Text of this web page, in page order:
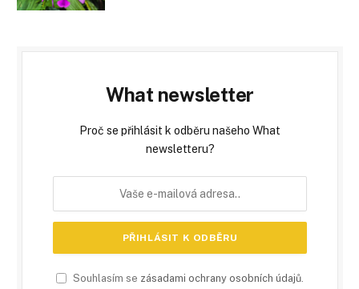
What newsletter
Proč se přihlásit k odběru našeho What
newsletteru?
Souhlasím se zásadami ochrany osobních údajů.